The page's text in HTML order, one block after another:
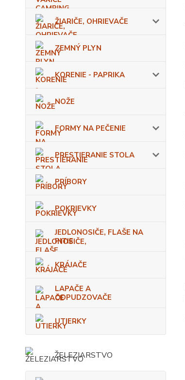
ŽIARIČE, OHRIEVAČE
ZEMNÝ PLYN
KORENIE - PAPRIKA
NOŽE
FORMY NA PEČENIE
PRESTIERANIE STOLA
PRÍBORY
POKRIEVKY
JEDLONOSIČE, FLAŠE NA
PITIE
KRÁJAČE
LAPAČE A
ODPUDZOVAČE
UTIERKY
ŽELEZIARSTVO